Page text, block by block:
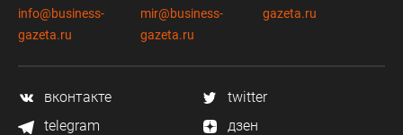
info@business-
gazeta.ru
mir@business-
gazeta.ru
gazeta.ru
вконтакте
twitter
telegram
дзен